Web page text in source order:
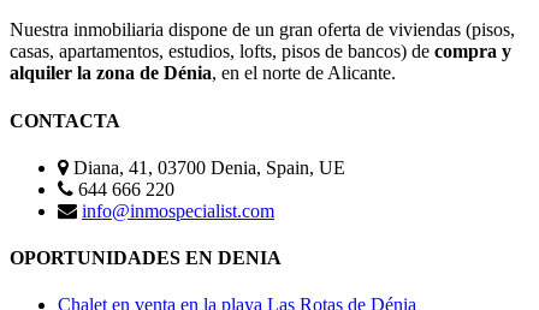
Nuestra inmobiliaria dispone de un gran oferta de viviendas (pisos,
casas, apartamentos, estudios, lofts, pisos de bancos) de compra y
alquiler la zona de Dénia, en el norte de Alicante.
CONTACTA
Diana, 41, 03700 Denia, Spain, UE
644 666 220
info@inmospecialist.com
OPORTUNIDADES EN DENIA
Chalet en venta en la playa Las Rotas de Dénia